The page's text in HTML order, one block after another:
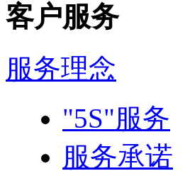
客户服务
服务理念
"5S"服务
服务承诺